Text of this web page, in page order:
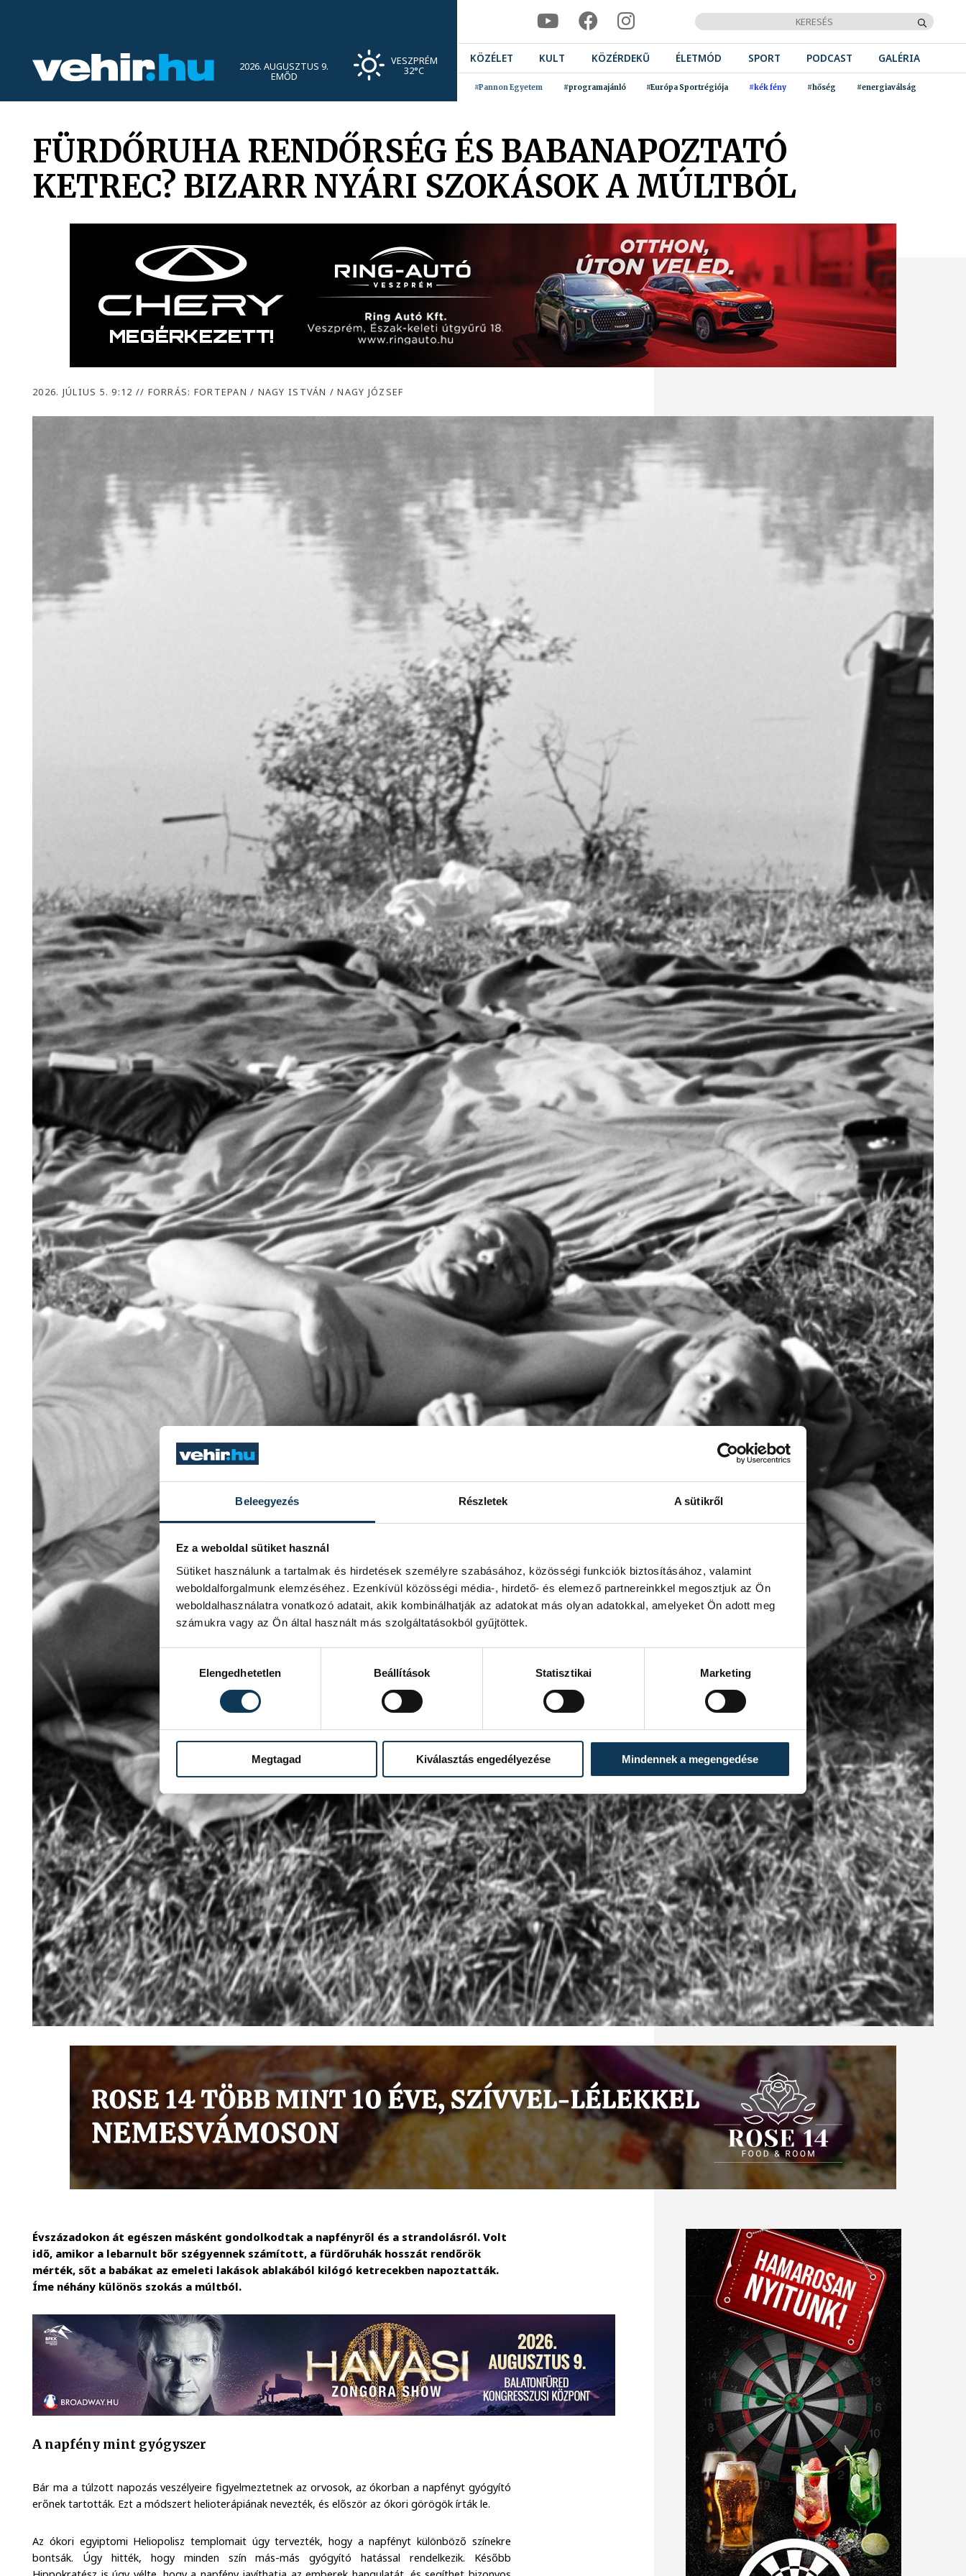
Beleegyezés Részletek A sütikről
Ez a weboldal sütiket használ
Sütiket használunk a tartalmak és hirdetések személyre szabásához, közösségi funkciók biztosításához, valamint
weboldalforgalmunk elemzéséhez. Ezenkívül közösségi média-, hirdető- és elemező partnereinkkel megosztjuk az Ön
weboldalhasználatra vonatkozó adatait, akik kombinálhatják az adatokat más olyan adatokkal, amelyeket Ön adott meg
számukra vagy az Ön által használt más szolgáltatásokból gyűjtöttek.
Elengedhetetlen
Beállítások Statisztikai Marketing
Megtagad Kiválasztás engedélyezése Mindennek a megengedése
2026. AUGUSZTUS 9.
EMŐD
VESZPRÉM
32°C
KÖZÉLET KULT KÖZÉRDEKŰ ÉLETMÓD SPORT PODCAST GALÉRIA
#Pannon Egyetem #programajánló #Európa Sportrégiója #kék fény #hőség #energiaválság
FÜRDŐRUHA RENDŐRSÉG ÉS BABANAPOZTATÓ
KETREC? BIZARR NYÁRI SZOKÁSOK A MÚLTBÓL
2026. JÚLIUS 5. 9:12 // FORRÁS: FORTEPAN / NAGY ISTVÁN / NAGY JÓZSEF
Évszázadokon át egészen másként gondolkodtak a napfényről és a strandolásról. Volt
idő, amikor a lebarnult bőr szégyennek számított, a fürdőruhák hosszát rendőrök
mérték, sőt a babákat az emeleti lakások ablakából kilógó ketrecekben napoztatták.
Íme néhány különös szokás a múltból.
A napfény mint gyógyszer
Bár ma a túlzott napozás veszélyeire figyelmeztetnek az orvosok, az ókorban a napfényt gyógyító
erőnek tartották. Ezt a módszert helioterápiának nevezték, és először az ókori görögök írták le.
Az ókori egyiptomi Heliopolisz templomait úgy tervezték, hogy a napfényt különböző színekre
bontsák. Úgy hitték, hogy minden szín más-más gyógyító hatással rendelkezik. Később